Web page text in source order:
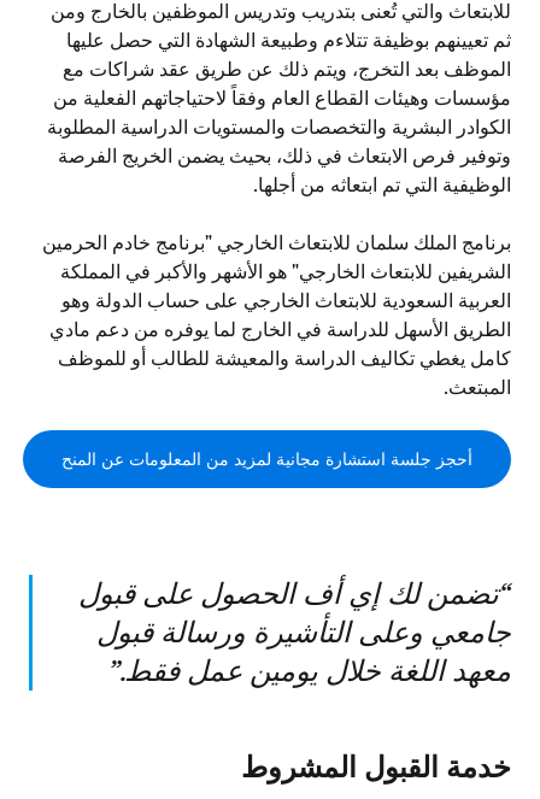
للابتعاث والتي تُعنى بتدريب وتدريس الموظفين بالخارج ومن
ثم تعيينهم بوظيفة تتلاءم وطبيعة الشهادة التي حصل عليها
الموظف بعد التخرج، ويتم ذلك عن طريق عقد شراكات مع
مؤسسات وهيئات القطاع العام وفقاً لاحتياجاتهم الفعلية من
الكوادر البشرية والتخصصات والمستويات الدراسية المطلوبة
وتوفير فرص الابتعاث في ذلك، بحيث يضمن الخريج الفرصة
الوظيفية التي تم ابتعاثه من أجلها.
برنامج الملك سلمان للابتعاث الخارجي "برنامج خادم الحرمين
الشريفين للابتعاث الخارجي" هو الأشهر والأكبر في المملكة
العربية السعودية للابتعاث الخارجي على حساب الدولة وهو
الطريق الأسهل للدراسة في الخارج لما يوفره من دعم مادي
كامل يغطي تكاليف الدراسة والمعيشة للطالب أو للموظف
المبتعث.
أحجز جلسة استشارة مجانية لمزيد من المعلومات عن المنح
“تضمن لك إي أف الحصول على قبول
جامعي وعلى التأشيرة ورسالة قبول
معهد اللغة خلال يومين عمل فقط.”
خدمة القبول المشروط